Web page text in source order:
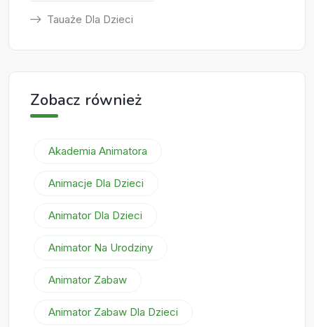
Tauaże Dla Dzieci
Zobacz również
Akademia Animatora
Animacje Dla Dzieci
Animator Dla Dzieci
Animator Na Urodziny
Animator Zabaw
Animator Zabaw Dla Dzieci